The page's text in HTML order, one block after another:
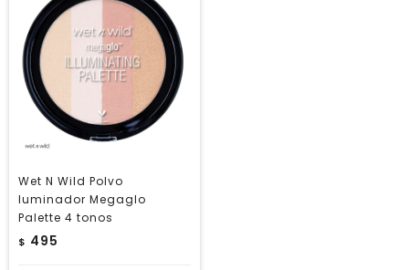
Wet N Wild Polvo
Iuminador Megaglo
Palette 4 tonos
$ 495